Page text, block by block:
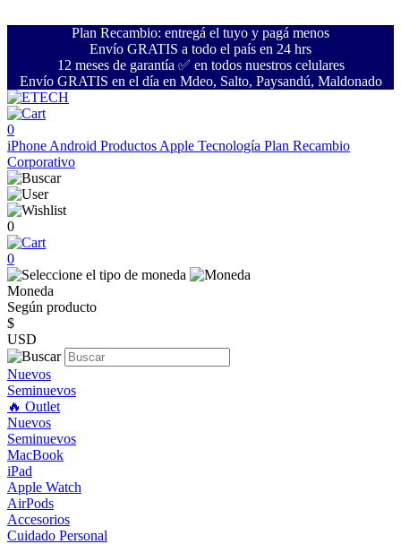
Plan Recambio: entregá el tuyo y pagá menos
Envío GRATIS a todo el país en 24 hrs
12 meses de garantía ✅ en todos nuestros celulares
Envío GRATIS en el día en Mdeo, Salto, Paysandú, Maldonado
0
iPhone Android Productos Apple Tecnología Plan Recambio
Corporativo
0
0
Moneda
Según producto
$
USD
Nuevos
Seminuevos
🔥 Outlet
Nuevos
Seminuevos
MacBook
iPad
Apple Watch
AirPods
Accesorios
Cuidado Personal